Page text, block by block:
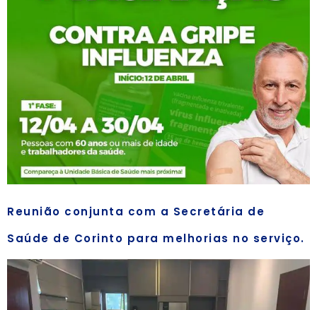
Reunião conjunta com a Secretária de
Saúde de Corinto para melhorias no serviço.